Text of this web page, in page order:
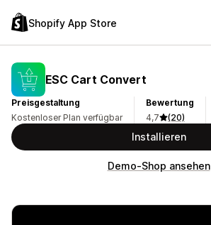
Shopify App Store
ESC Cart Convert
Preisgestaltung
Kostenloser Plan verfügbar
Bewertung
4,7
(20)
Installieren
Demo-Shop ansehen